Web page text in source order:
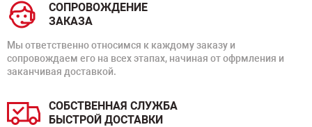
СОПРОВОЖДЕНИЕ
ЗАКАЗА
Мы ответственно относимся к каждому заказу и
сопровождаем его на всех этапах, начиная от офрмления и
заканчивая доставкой.
СОБСТВЕННАЯ СЛУЖБА
БЫСТРОЙ ДОСТАВКИ